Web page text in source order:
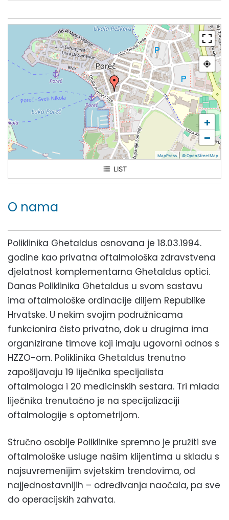
+
−
MapPress| © OpenStreetMap
LIST
O nama
Poliklinika Ghetaldus osnovana je 18.03.1994.
godine kao privatna oftalmološka zdravstvena
djelatnost komplementarna Ghetaldus optici.
Danas Poliklinika Ghetaldus u svom sastavu
ima oftalmološke ordinacije diljem Republike
Hrvatske. U nekim svojim podružnicama
funkcionira čisto privatno, dok u drugima ima
organizirane timove koji imaju ugovorni odnos s
HZZO-om. Poliklinika Ghetaldus trenutno
zapošljavaju 19 liječnika specijalista
oftalmologa i 20 medicinskih sestara. Tri mlada
liječnika trenutačno je na specijalizaciji
oftalmologije s optometrijom.
Stručno osoblje Poliklinike spremno je pružiti sve
oftalmološke usluge našim klijentima u skladu s
najsuvremenijim svjetskim trendovima, od
najjednostavnijih – određivanja naočala, pa sve
do operacijskih zahvata.